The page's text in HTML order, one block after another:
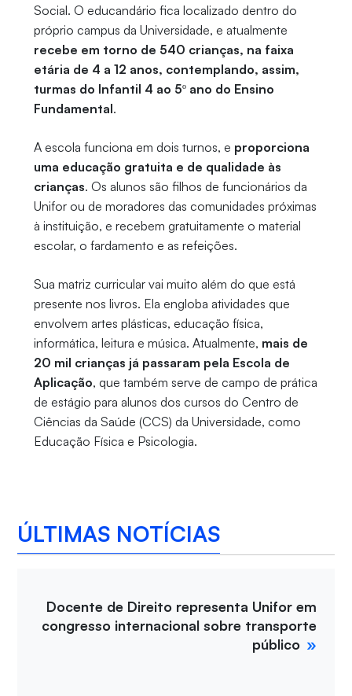
Social. O educandário fica localizado dentro do
próprio campus da Universidade, e atualmente
recebe em torno de 540 crianças, na faixa
etária de 4 a 12 anos, contemplando, assim,
turmas do Infantil 4 ao 5º ano do Ensino
Fundamental.
A escola funciona em dois turnos, e proporciona
uma educação gratuita e de qualidade às
crianças. Os alunos são filhos de funcionários da
Unifor ou de moradores das comunidades próximas
à instituição, e recebem gratuitamente o material
escolar, o fardamento e as refeições.
Sua matriz curricular vai muito além do que está
presente nos livros. Ela engloba atividades que
envolvem artes plásticas, educação física,
informática, leitura e música. Atualmente, mais de
20 mil crianças já passaram pela Escola de
Aplicação, que também serve de campo de prática
de estágio para alunos dos cursos do Centro de
Ciências da Saúde (CCS) da Universidade, como
Educação Física e Psicologia.
ÚLTIMAS NOTÍCIAS
Docente de Direito representa Unifor em
congresso internacional sobre transporte
público